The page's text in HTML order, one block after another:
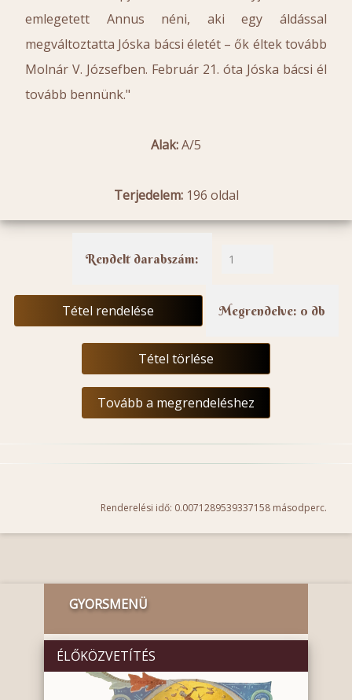
emlegetett Annus néni, aki egy áldással
megváltoztatta Jóska bácsi életét – ők éltek tovább
Molnár V. Józsefben. Február 21. óta Jóska bácsi él
tovább bennünk."
Alak:A/5
Terjedelem:196 oldal
Rendelt darabszám:
Tétel rendelése Megrendelve: 0 db
Tétel törlése
Tovább a megrendeléshez
Renderelési idő: 0.0071289539337158 másodperc.
GYORSMENÜ
ÉLŐKÖZVETÍTÉS